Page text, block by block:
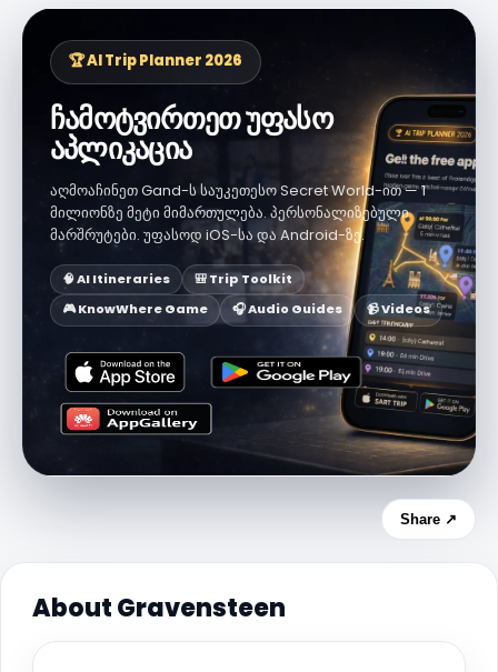
🏆 AI Trip Planner 2026
ჩამოტვირთეთ უფასო
აპლიკაცია
აღმოაჩინეთ Gand-ს საუკეთესო Secret World-ით — 1
მილიონზე მეტი მიმართულება. პერსონალიზებული
მარშრუტები. უფასოდ iOS-სა და Android-ზე.
🧠 AI Itineraries
🎒 Trip Toolkit
🎮 KnowWhere Game
🎧 Audio Guides 📹 Videos
Share ↗
About Gravensteen